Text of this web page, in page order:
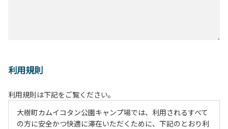
利用規則
利用規則は下記をご覧ください。
大樹町カムイコタン公園キャンプ場では、利用されるすべて
の方に安全かつ快適に滞在いただくために、下記のとおり利